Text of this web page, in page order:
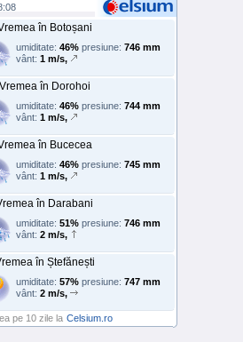
în Botoșani
umiditate: 46% presiune: 746 mm
vânt: 1 m/s,
Vremea în Dorohoi
umiditate: 46% presiune: 744 mm
vânt: 1 m/s,
în Bucecea
umiditate: 46% presiune: 745 mm
vânt: 1 m/s,
în Darabani
umiditate: 51% presiune: 746 mm
vânt: 2 m/s,
în Ștefănești
umiditate: 57% presiune: 747 mm
vânt: 2 m/s,
pe 10 zile la Celsium.ro